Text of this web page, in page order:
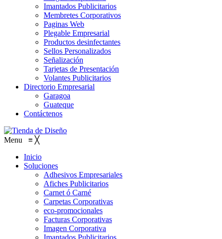
Imantados Publicitarios
Membretes Corporativos
Paginas Web
Plegable Empresarial
Productos desinfectantes
Sellos Personalizados
Señalización
Tarjetas de Presentación
Volantes Publicitarios
Directorio Empresarial
Garagoa
Guateque
Contáctenos
Menu ≡ ╳
Inicio
Soluciones
Adhesivos Empresariales
Afiches Publicitarios
Carnet ó Carné
Carpetas Corporativas
eco-promocionales
Facturas Corporativas
Imagen Corporativa